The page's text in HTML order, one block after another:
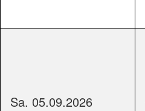
Sa. 05.09.2026